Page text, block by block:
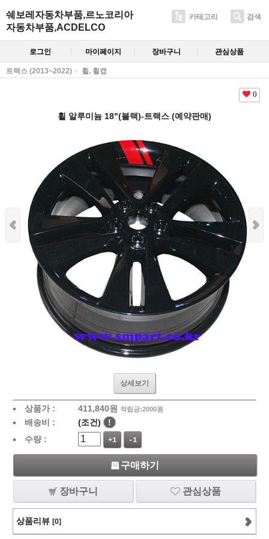
쉐보레자동차부품,르노코리아
자동차부품,ACDELCO
카테고리 검색
로그인 마이페이지 장바구니 관심상품
트랙스 (2013~2022) 휠, 휠캡
0
휠 알루미늄 18"(블랙)-트랙스 (예약판매)
상세보기
상품가 : 411,840원 적립금:2000원
배송비 : (조건)
!
수량 :
+1 -1
구매하기
장바구니 관심상품
상품리뷰 [0]